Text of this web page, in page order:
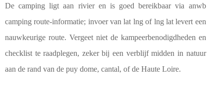
De camping ligt aan rivier en is goed bereikbaar via anwb
camping route-informatie; invoer van lat lng of lng lat levert een
nauwkeurige route. Vergeet niet de kampeerbenodigdheden en
checklist te raadplegen, zeker bij een verblijf midden in natuur
aan de rand van de puy dome, cantal, of de Haute Loire.